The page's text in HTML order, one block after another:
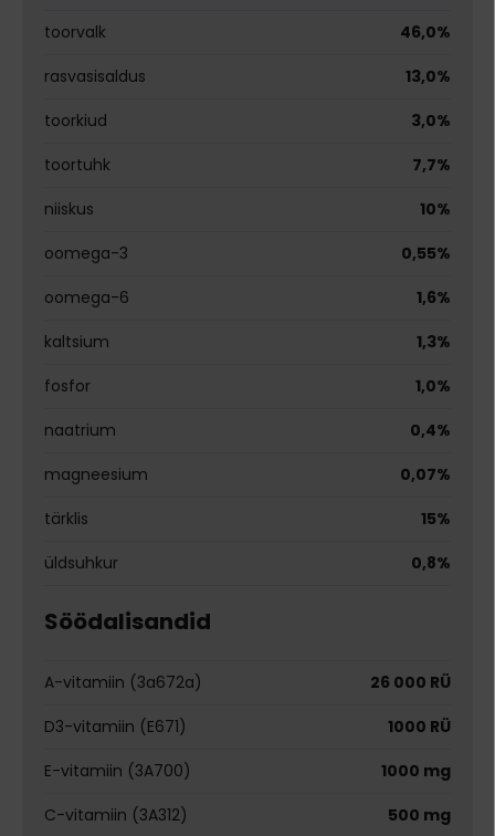
toorvalk
46,0%
rasvasisaldus
13,0%
toorkiud
3,0%
toortuhk
7,7%
niiskus
10%
oomega-3
0,55%
oomega-6
1,6%
kaltsium
1,3%
fosfor
1,0%
naatrium
0,4%
magneesium
0,07%
tärklis
15%
üldsuhkur
0,8%
Söödalisandid
A-vitamiin (3a672a)
26 000 RÜ
D3-vitamiin (E671)
1000 RÜ
E-vitamiin (3A700)
1000 mg
C-vitamiin (3A312)
500 mg